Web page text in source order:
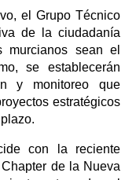
el Grupo Técnico
de la ciudadanía
sean el
se establecerán
y monitoreo que
estratégicos
con la reciente
de la Nueva